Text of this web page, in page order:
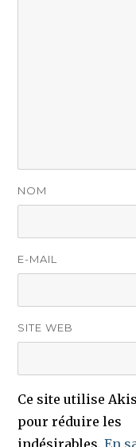
NOM
E-MAIL
SITE WEB
Ce site utilise
pour réduire les
indésirables.En